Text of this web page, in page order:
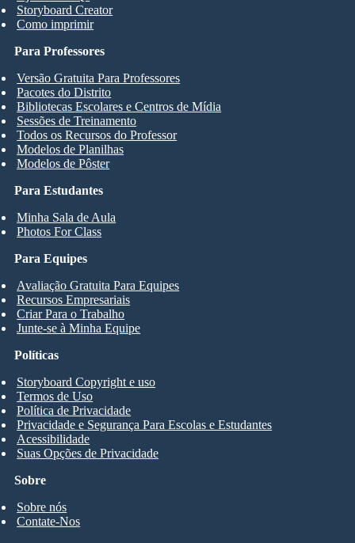
Storyboard Creator
Como imprimir
Para Estudantes
Minha Sala de Aula
Photos For Class
Para Professores
Versão Gratuita Para Professores
Pacotes do Distrito
Bibliotecas Escolares e Centros de Mídia
Sessões de Treinamento
Todos os Recursos do Professor
Modelos de Planilhas
Modelos de Pôster
Para Equipes
Avaliação Gratuita Para Equipes
Recursos Empresariais
Criar Para o Trabalho
Junte-se à Minha Equipe
Sobre
Sobre nós
Contate-Nos
Políticas
Storyboard Copyright e uso
Termos de Uso
Política de Privacidade
Privacidade e Segurança Para Escolas e Estudantes
Acessibilidade
Suas Opções de Privacidade